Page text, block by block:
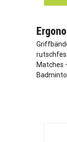
Matches